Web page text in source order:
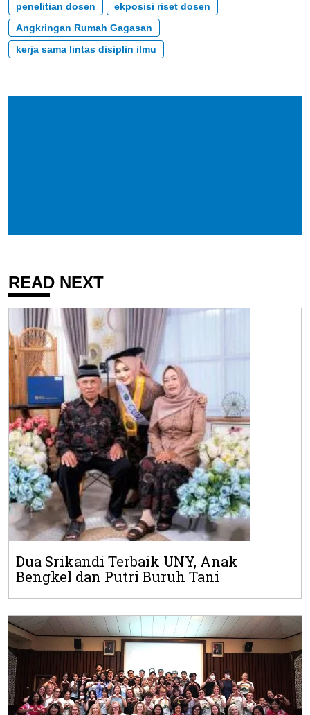
penelitian dosen
ekposisi riset dosen
Angkringan Rumah Gagasan
kerja sama lintas disiplin ilmu
READ NEXT
Dua Srikandi Terbaik UNY, Anak
Bengkel dan Putri Buruh Tani